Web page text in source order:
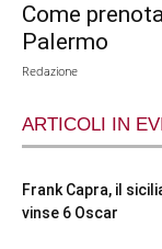
Come
Palermo
Redazione
ARTICOLI IN
Frank Capra, il
vinse 6 Oscar